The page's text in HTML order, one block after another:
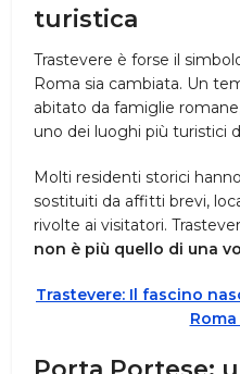
turistica
Trastevere è forse il
Roma sia cambiata. Un
abitato da famiglie
uno dei luoghi più turistici
Molti residenti storici
sostituiti da affitti brevi,
rivolte ai visitatori.
non è più quello di una
Trastevere: Il fascino